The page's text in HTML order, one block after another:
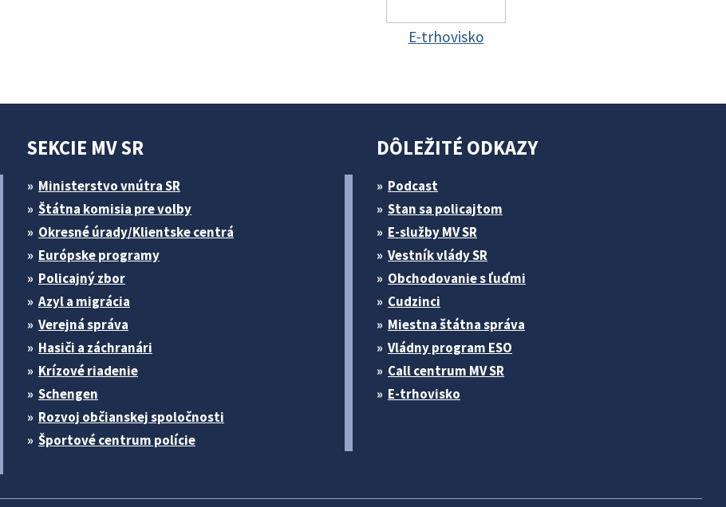
E-trhovisko
SEKCIE MV SR
Ministerstvo vnútra SR
Štátna komisia pre volby
Okresné úrady/Klientske centrá
Európske programy
Policajný zbor
Azyl a migrácia
Verejná správa
Hasiči a záchranári
Krízové riadenie
Schengen
Rozvoj občianskej spoločnosti
Športové centrum polície
DÔLEŽITÉ ODKAZY
Podcast
Stan sa policajtom
E-služby MV SR
Vestník vlády SR
Obchodovanie s ľuďmi
Cudzinci
Miestna štátna správa
Vládny program ESO
Call centrum MV SR
E-trhovisko